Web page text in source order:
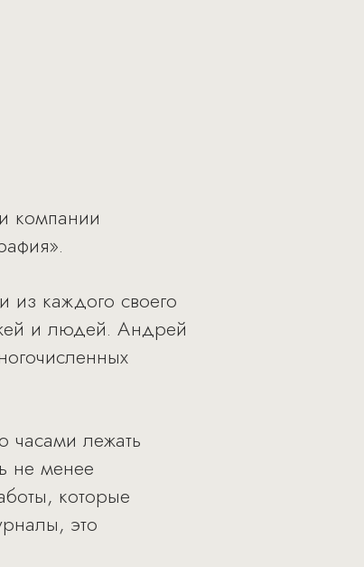
компании
из каждого своего
и людей. Андрей
часами лежать
не менее
которые
это